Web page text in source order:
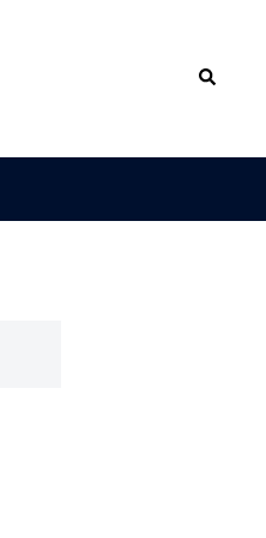
Search